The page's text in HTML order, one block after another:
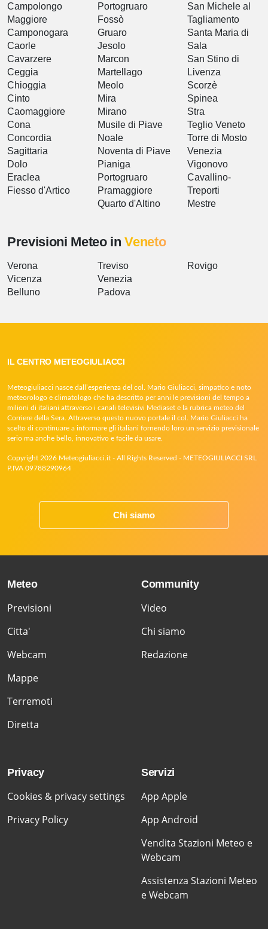
Campolongo
Maggiore
Camponogara
Caorle
Cavarzere
Ceggia
Chioggia
Cinto
Caomaggiore
Cona
Concordia
Sagittaria
Dolo
Eraclea
Fiesso d'Artico
Portogruaro
Fossò
Gruaro
Jesolo
Marcon
Martellago
Meolo
Mira
Mirano
Musile di Piave
Noale
Noventa di Piave
Pianiga
Portogruaro
Pramaggiore
Quarto d'Altino
San Michele al
Tagliamento
Santa Maria di
Sala
San Stino di
Livenza
Scorzè
Spinea
Stra
Teglio Veneto
Torre di Mosto
Venezia
Vigonovo
Cavallino-
Treporti
Mestre
Previsioni Meteo inVeneto
Verona
Vicenza
Belluno
Treviso
Venezia
Padova
Rovigo
IL CENTRO METEOGIULIACCI
Meteogiuliacci nasce dall’esperienza del col. Mario Giuliacci, simpatico e noto
meteorologo e climatologo che ha descritto per anni le previsioni del tempo a
milioni di italiani attraverso i canali televisivi Mediaset e la rubrica meteo del
Corriere della Sera. Attraverso questo nuovo portale il col. Mario Giuliacci ha
scelto di continuare a informare gli italiani fornendo loro un servizio previsionale
serio ma anche bello, innovativo e facile da usare.
Copyright 2026 Meteogiuliacci.it - All Rights Reserved - METEOGIULIACCI SRL
P.IVA 09788290964
Chi siamo
Meteo
Previsioni
Citta'
Webcam
Mappe
Terremoti
Diretta
Community
Video
Chi siamo
Redazione
Privacy
Cookies & privacy settings
Privacy Policy
Servizi
App Apple
App Android
Vendita Stazioni Meteo e
Webcam
Assistenza Stazioni Meteo
e Webcam